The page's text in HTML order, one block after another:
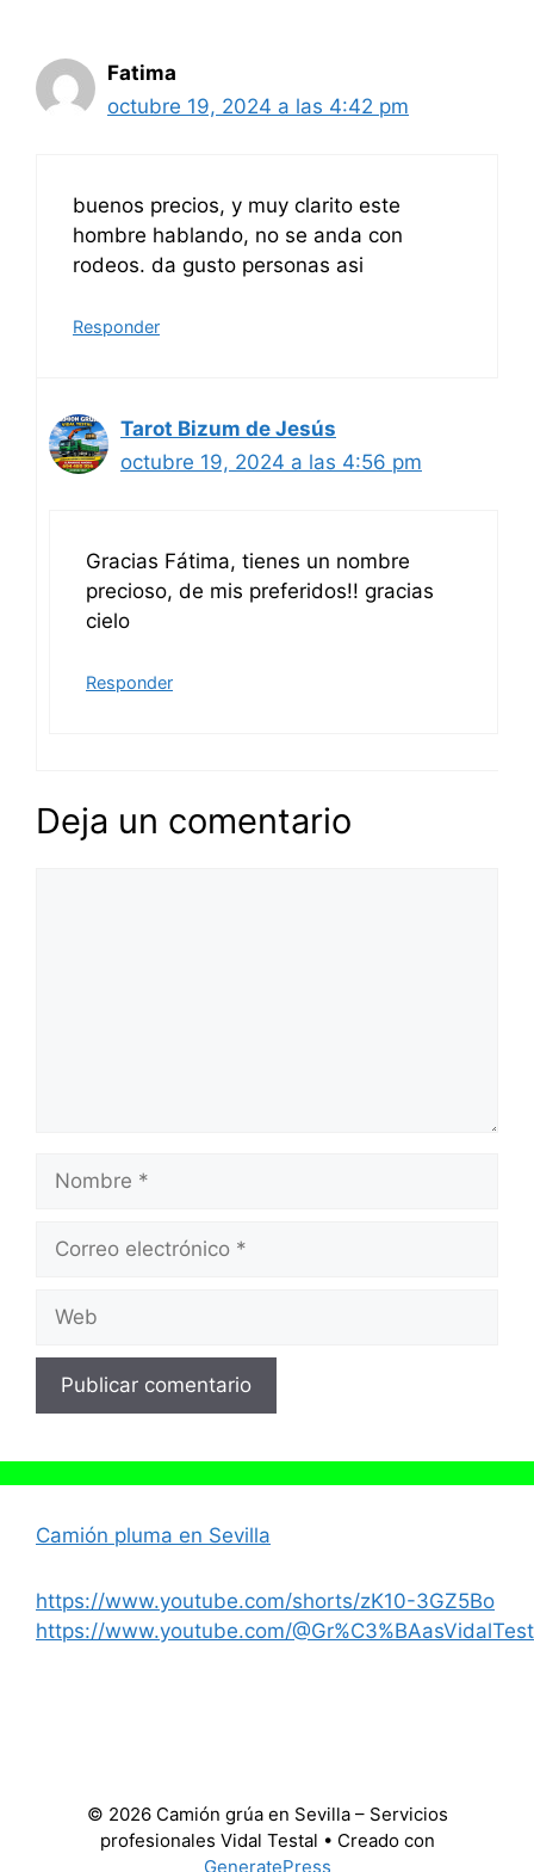
Fatima
octubre 19, 2024 a las 4:42 pm
buenos precios, y muy clarito este
hombre hablando, no se anda con
rodeos. da gusto personas asi
Responder
Tarot Bizum de Jesús
octubre 19, 2024 a las 4:56 pm
Gracias Fátima, tienes un nombre
precioso, de mis preferidos!! gracias
cielo
Responder
Deja un comentario
Nombre
Correo
Web
Camión pluma en Sevilla
https://www.youtube.com/shorts/zK10-3GZ5Bo
https://www.youtube.com/
© 2026 Camión grúa en Sevilla – Servicios
profesionales Vidal Testal • Creado con
GeneratePress